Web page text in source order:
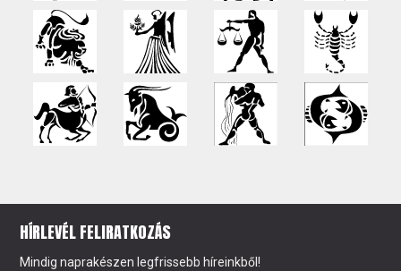
HÍRLEVÉL FELIRATKOZÁS
Mindig naprakészen legfrissebb híreinkből!